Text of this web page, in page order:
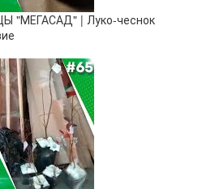
"МЕГАСАД" | Луко-чеснок